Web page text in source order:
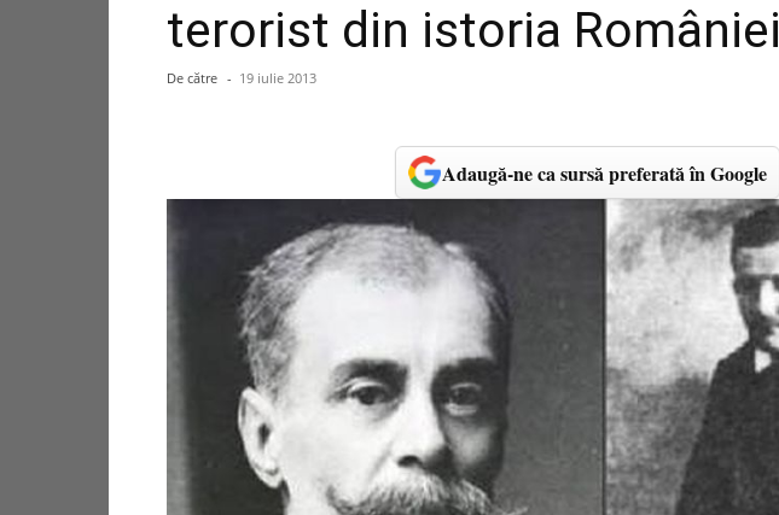
terorist din istoria României
De către - 19 iulie 2013
Adaugă-ne ca sursă preferată în Google